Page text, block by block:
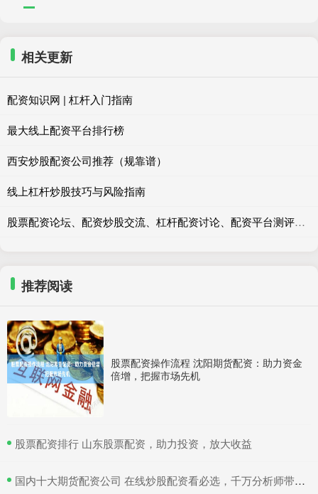
相关更新
配资知识网 | 杠杆入门指南
最大线上配资平台排行榜
西安炒股配资公司推荐（规靠谱）
线上杠杆炒股技巧与风险指南
股票配资论坛、配资炒股交流、杠杆配资讨论、配资平台测评、配资风险提示
推荐阅读
股票配资操作流程 沈阳期货配资：助力资金
倍增，把握市场先机
​股票配资排行 山东股票配资，助力投资，放大收益
​国内十大期货配资公司 在线炒股配资看必选，千万分析师带你赚翻天！